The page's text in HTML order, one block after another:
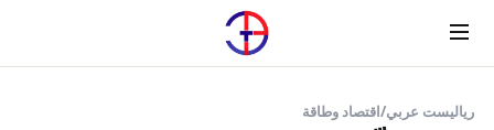
Menu
رياليست عربي/اقتصاد وطاقة